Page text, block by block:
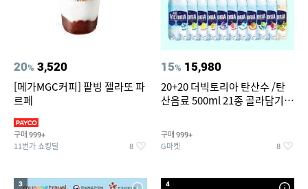
20% 3,520
[메가MGC커피] 팥빙 젤라또 파
르페
구매 999+
11번가 쇼킹딜 8
15% 15,980
20+20 더빅토리아 탄산수 /탄
산음료 500ml 21종 골라담기
구매 999+
G마켓 8
3 4